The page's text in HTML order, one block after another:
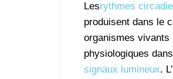
Lesrythmes
produisent dans le
organismes vivants
physiologiques
signaux lumineux.